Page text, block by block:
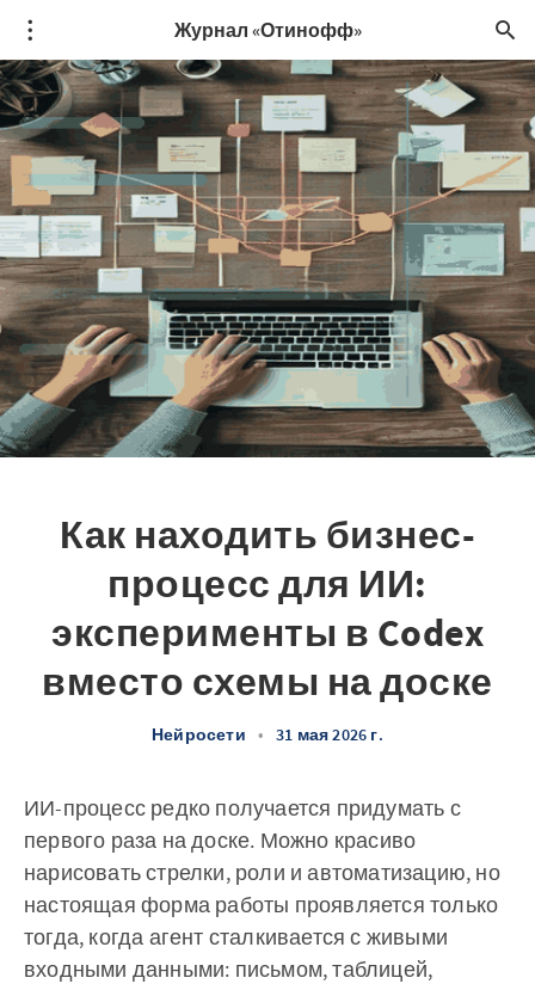
Журнал «Отинофф»
Как находить бизнес-
процесс для ИИ:
эксперименты в Codex
вместо схемы на доске
Нейросети • 31 мая 2026 г.
ИИ-процесс редко получается придумать с
первого раза на доске. Можно красиво
нарисовать стрелки, роли и автоматизацию, но
настоящая форма работы проявляется только
тогда, когда агент сталкивается с живыми
входными данными: письмом, таблицей,